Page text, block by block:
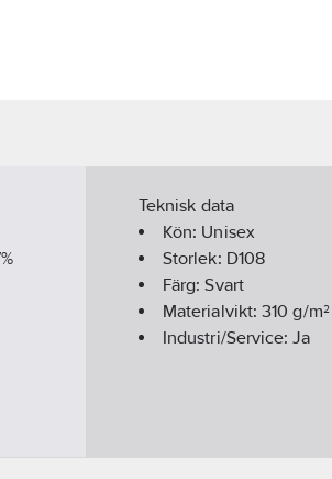
Teknisk data
Kön: Unisex
Storlek: D108
Färg:Svart
Materialvikt:310 g/m²
Industri/Service:Ja